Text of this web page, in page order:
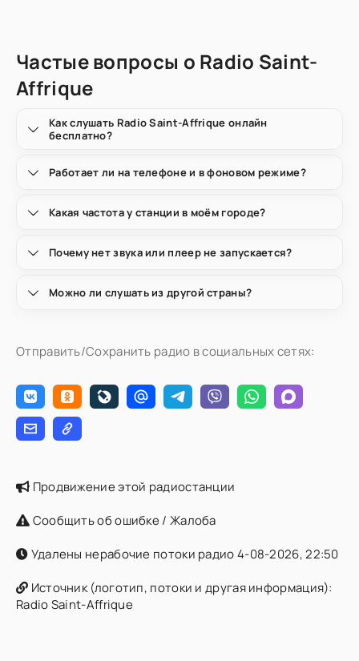
Частые вопросы о Radio Saint-
Affrique
Как слушать Radio Saint-Affrique онлайн
бесплатно?
Работает ли на телефоне и в фоновом режиме?
Какая частота у станции в моём городе?
Почему нет звука или плеер не запускается?
Можно ли слушать из другой страны?
Отправить/Сохранить радио в социальных сетях:
Продвижение этой радиостанции
Сообщить об ошибке / Жалоба
Удалены нерабочие потоки радио 4-08-2026, 22:50
Источник (логотип, потоки и другая информация):
Radio Saint-Affrique